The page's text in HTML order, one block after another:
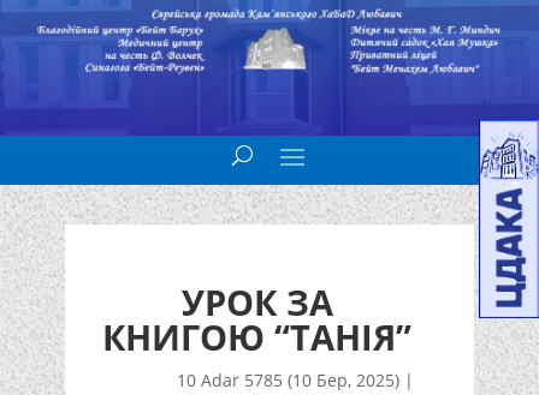
УРОК ЗА
КНИГОЮ “ТАНІЯ”
10 Adar 5785 (10 Бер, 2025) |